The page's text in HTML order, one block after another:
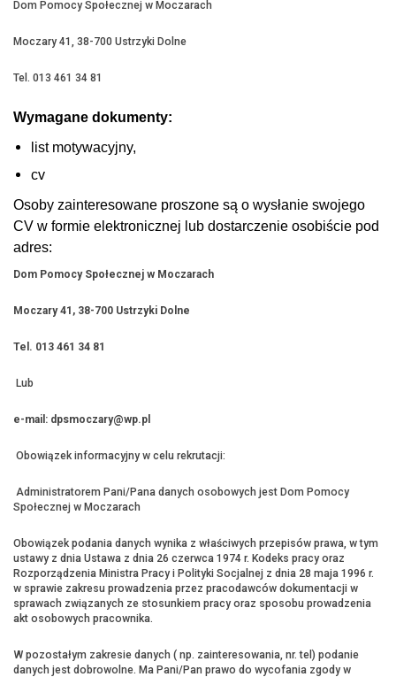
Dom Pomocy Społecznej w Moczarach
Moczary 41, 38-700 Ustrzyki Dolne
Tel. 013 461 34 81
Wymagane dokumenty:
list motywacyjny,
cv
Osoby zainteresowane proszone są o wysłanie swojego
CV w formie elektronicznej lub dostarczenie osobiście pod
adres:
Dom Pomocy Społecznej w Moczarach
Moczary 41, 38-700 Ustrzyki Dolne
Tel. 013 461 34 81
Lub
e-mail: dpsmoczary@wp.pl
Obowiązek informacyjny w celu rekrutacji:
Administratorem Pani/Pana danych osobowych jest Dom Pomocy
Społecznej w Moczarach
Obowiązek podania danych wynika z właściwych przepisów prawa, w tym
ustawy z dnia Ustawa z dnia 26 czerwca 1974 r. Kodeks pracy oraz
Rozporządzenia Ministra Pracy i Polityki Socjalnej z dnia 28 maja 1996 r.
w sprawie zakresu prowadzenia przez pracodawców dokumentacji w
sprawach związanych ze stosunkiem pracy oraz sposobu prowadzenia
akt osobowych pracownika.
W pozostałym zakresie danych ( np. zainteresowania, nr. tel) podanie
danych jest dobrowolne. Ma Pani/Pan prawo do wycofania zgody w